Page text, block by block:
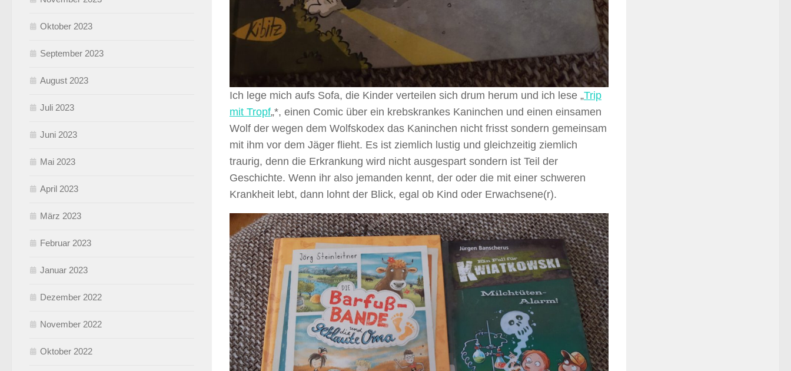
Ich lege mich aufs Sofa, die Kinder verteilen sich drum herum und ich lese „Trip
mit Tropf„*, einen Comic über ein krebskrankes Kaninchen und einen einsamen
Wolf der wegen dem Wolfskodex das Kaninchen nicht frisst sondern gemeinsam
mit ihm vor dem Jäger flieht. Es ist ziemlich lustig und gleichzeitig ziemlich
traurig, denn die Erkrankung wird nicht ausgespart sondern ist Teil der
Geschichte. Wenn ihr also jemanden kennt, der oder die mit einer schweren
Krankheit lebt, dann lohnt der Blick, egal ob Kind oder Erwachsene(r).
Oktober 2023
September 2023
August 2023
Juli 2023
Juni 2023
Mai 2023
April 2023
März 2023
Februar 2023
Januar 2023
Dezember 2022
November 2022
Oktober 2022